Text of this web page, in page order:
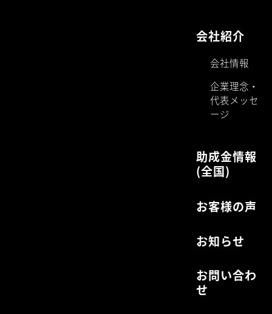
会社紹介
会社情報
企業理念・
代表メッセ
ージ
助成金情報
(全国)
お客様の声
お知らせ
お問い合わ
せ